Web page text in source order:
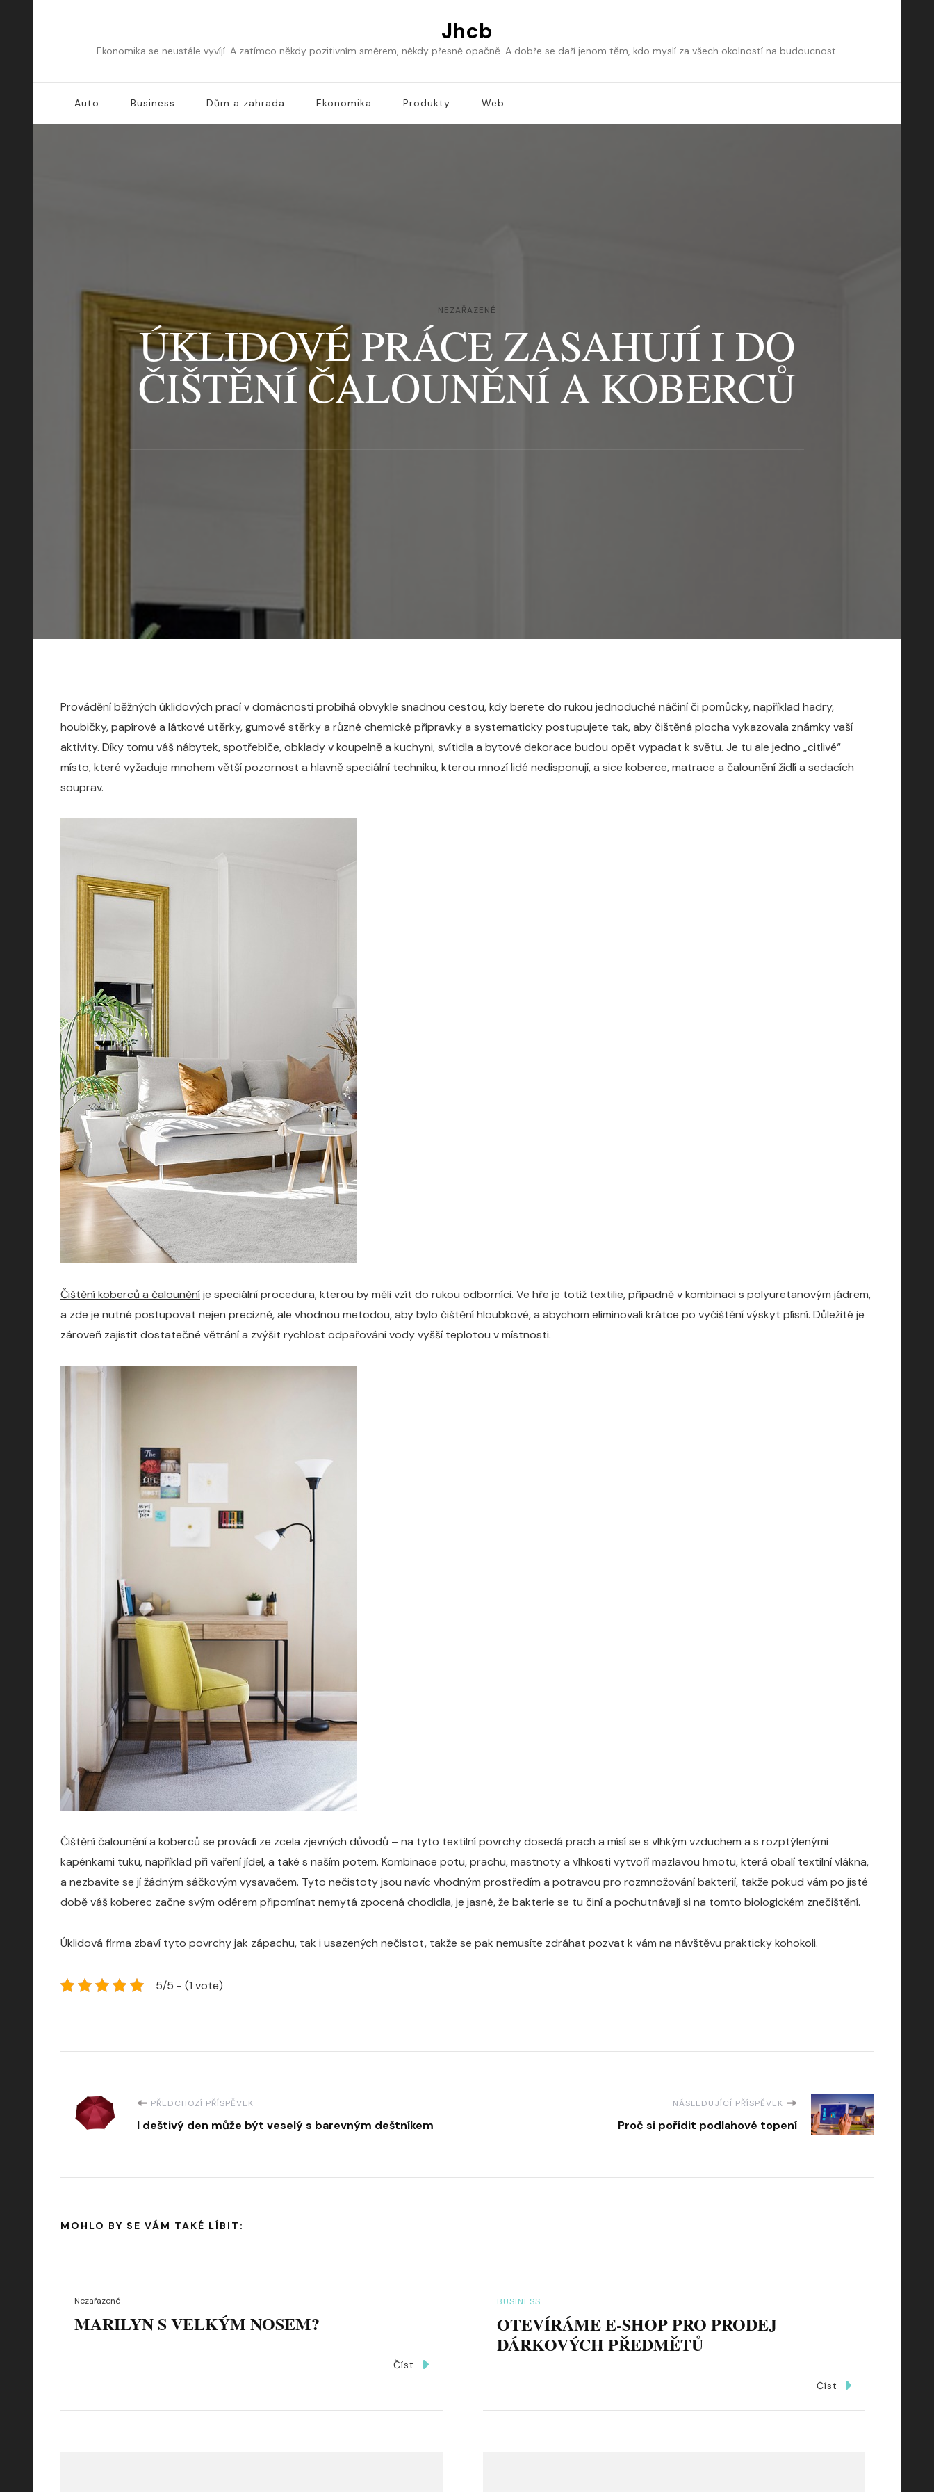
Jhcb
Ekonomika se neustále vyvíjí. A zatímco někdy pozitivním směrem, někdy přesně opačně. A dobře se daří jenom těm, kdo myslí za všech okolností na budoucnost.
Auto Business Dům a zahrada Ekonomika Produkty Web
NEZAŘAZENÉ
ÚKLIDOVÉ PRÁCE ZASAHUJÍ I DO
ČIŠTĚNÍ ČALOUNĚNÍ A KOBERCŮ
Provádění běžných úklidových prací v domácnosti probíhá obvykle snadnou cestou, kdy berete do rukou jednoduché náčiní či pomůcky, například hadry,
houbičky, papírové a látkové utěrky, gumové stěrky a různé chemické přípravky a systematicky postupujete tak, aby čištěná plocha vykazovala známky vaší
aktivity. Díky tomu váš nábytek, spotřebiče, obklady v koupelně a kuchyni, svítidla a bytové dekorace budou opět vypadat k světu. Je tu ale jedno „citlivé“
místo, které vyžaduje mnohem větší pozornost a hlavně speciální techniku, kterou mnozí lidé nedisponují, a sice koberce, matrace a čalounění židlí a sedacích
souprav.
Čištění koberců a čalouněníje speciální procedura, kterou by měli vzít do rukou odborníci. Ve hře je totiž textilie, případně v kombinaci s polyuretanovým jádrem,
a zde je nutné postupovat nejen precizně, ale vhodnou metodou, aby bylo čištění hloubkové, a abychom eliminovali krátce po vyčištění výskyt plísní. Důležité je
zároveň zajistit dostatečné větrání a zvýšit rychlost odpařování vody vyšší teplotou v místnosti.
Čištění čalounění a koberců se provádí ze zcela zjevných důvodů – na tyto textilní povrchy dosedá prach a mísí se s vlhkým vzduchem a s rozptýlenými
kapénkami tuku, například při vaření jídel, a také s naším potem. Kombinace potu, prachu, mastnoty a vlhkosti vytvoří mazlavou hmotu, která obalí textilní vlákna,
a nezbavíte se jí žádným sáčkovým vysavačem. Tyto nečistoty jsou navíc vhodným prostředím a potravou pro rozmnožování bakterií, takže pokud vám po jisté
době váš koberec začne svým odérem připomínat nemytá zpocená chodidla, je jasné, že bakterie se tu činí a pochutnávají si na tomto biologickém znečištění.
Úklidová firma zbaví tyto povrchy jak zápachu, tak i usazených nečistot, takže se pak nemusíte zdráhat pozvat k vám na návštěvu prakticky kohokoli.
5/5 - (1 vote)
NavigacePŘEDCHOZÍ PŘÍSPĚVEK
I deštivý den může být veselý s barevným deštníkem
NÁSLEDUJÍCÍ PŘÍSPĚVEK
Proč si pořídit podlahové topení
MOHLO BY SE VÁM TAKÉ LÍBIT:
Nezařazené
MARILYN S VELKÝM NOSEM?
Číst
BUSINESS
OTEVÍRÁME E-SHOP PRO PRODEJ
DÁRKOVÝCH PŘEDMĚTŮ
Číst